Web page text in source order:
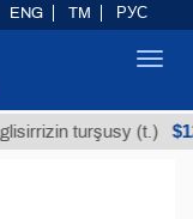
turşusy (t.)
ENG TM РУС